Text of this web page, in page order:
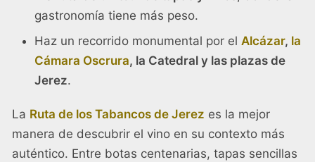
gastronomía tiene más peso.
Haz un recorrido monumental por el Alcázar, la
Cámara Oscrura, la Catedral y las plazas de
Jerez.
La Ruta de los Tabancos de Jerez es la mejor
manera de descubrir el vino en su contexto más
auténtico. Entre botas centenarias, tapas sencillas